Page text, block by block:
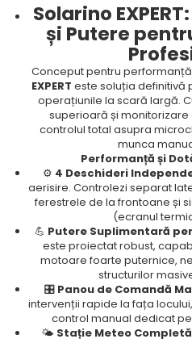
Solarino
și Putere
Conceput pentru
EXPERT este soluția definitivă
operațiunile la scară largă.
superioară și
controlul total asupra
munca
Performanță și
⚙️ 4 Deschideri
aerisire. Controlezi separat
ferestrele de la frontoane și
(ecranul
💪 Putere Suplimentară
este proiectat robust,
motoare foarte puternice,
structurilor
🎛️ Panou de Comandă
intervenții rapide la fața
control manual dedicat
🌤️ Stație Meteo